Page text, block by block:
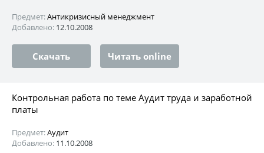
Предмет:Антикризисный менеджмент
Добавлено: 12.10.2008
Скачать Читать online
Контрольная работа по теме Аудит труда и заработной
платы
Предмет:Аудит
Добавлено: 11.10.2008